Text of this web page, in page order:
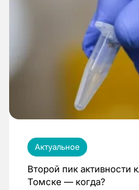
Актуальное
Второй пик активности
Томске — когда?